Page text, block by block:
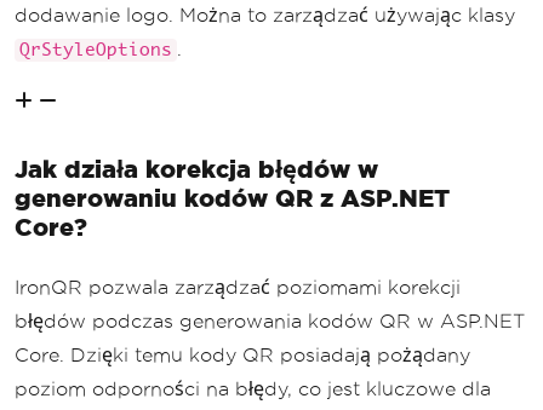
dodawanie logo. Można to zarządzać używając klasy
QrStyleOptions
Jak działa korekcja błędów w
generowaniu kodów QR z ASP.NET
Core?
IronQR pozwala zarządzać poziomami korekcji
błędów podczas generowania kodów QR w ASP.NET
Core. Dzięki temu kody QR posiadają pożądany
poziom odporności na błędy, co jest kluczowe dla